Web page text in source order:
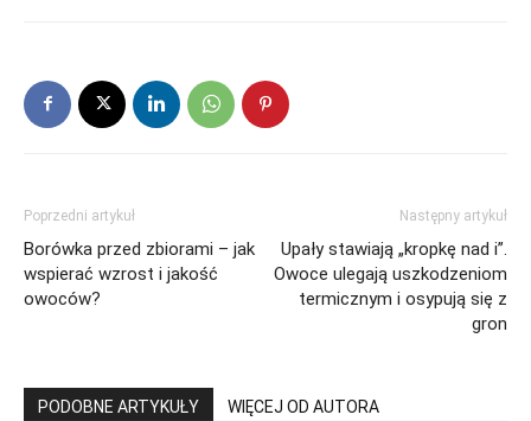
Poprzedni artykuł
Borówka przed zbiorami – jak
wspierać wzrost i jakość
owoców?
Następny artykuł
Upały stawiają „kropkę nad i”.
Owoce ulegają uszkodzeniom
termicznym i osypują się z
gron
PODOBNE ARTYKUŁY WIĘCEJ OD AUTORA